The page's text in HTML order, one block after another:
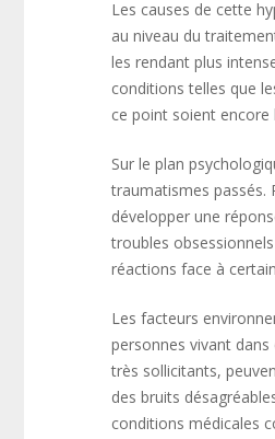
Les causes de cette
au niveau du
les rendant plus
conditions telles que
ce point soient encore
Sur le plan
traumatismes passés.
développer une
troubles
réactions face à
Les facteurs
personnes vivant
très sollicitants,
des bruits
conditions médicales